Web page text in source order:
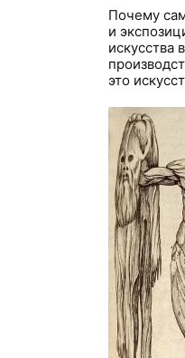
Почему
и
искусства
это